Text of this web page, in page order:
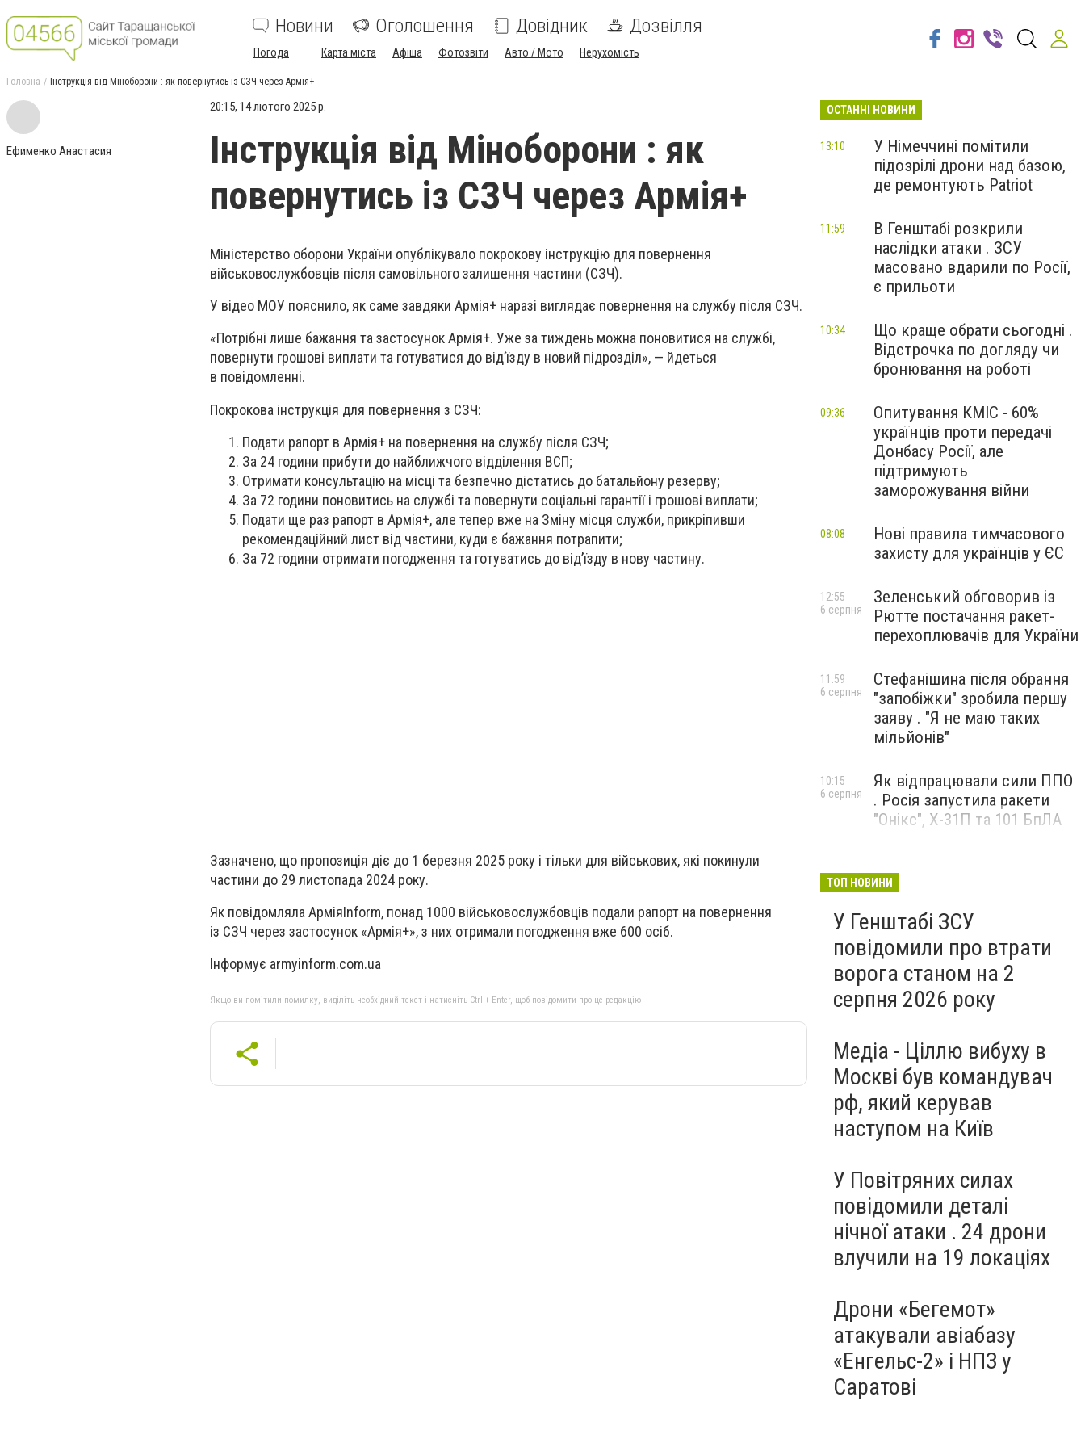
Новини Оголошення Довідник Дозвілля
Погода Карта міста Афіша Фотозвіти Авто / Мото Нерухомість
Головна Інструкція від Міноборони : як повернутись із СЗЧ через Армія+
Ефименко Анастасия
20:15, 14 лютого 2025 р.
Інструкція від Міноборони : як
повернутись із СЗЧ через Армія+
Міністерство оборони України опублікувало покрокову інструкцію для повернення
військовослужбовців після самовільного залишення частини (СЗЧ).
У відео МОУ пояснило, як саме завдяки Армія+ наразі виглядає повернення на службу після СЗЧ.
«Потрібні лише бажання та застосунок Армія+. Уже за тиждень можна поновитися на службі,
повернути грошові виплати та готуватися до від’їзду в новий підрозділ», — йдеться
в повідомленні.
Покрокова інструкція для повернення з СЗЧ:
Подати рапорт в Армія+ на повернення на службу після СЗЧ;
За 24 години прибути до найближчого відділення ВСП;
Отримати консультацію на місці та безпечно дістатись до батальйону резерву;
За 72 години поновитись на службі та повернути соціальні гарантії і грошові виплати;
Подати ще раз рапорт в Армія+, але тепер вже на Зміну місця служби, прикріпивши
рекомендаційний лист від частини, куди є бажання потрапити;
За 72 години отримати погодження та готуватись до від’їзду в нову частину.
Зазначено, що пропозиція діє до 1 березня 2025 року і тільки для військових, які покинули
частини до 29 листопада 2024 року.
Як повідомляла АрміяInform, понад 1000 військовослужбовців подали рапорт на повернення
із СЗЧ через застосунок «Армія+», з них отримали погодження вже 600 осіб.
Інформує armyinform.com.ua
Якщо ви помітили помилку, виділіть необхідний текст і натисніть Ctrl + Enter, щоб повідомити про це редакцію
ОСТАННІ НОВИНИ
У Німеччині помітили
підозрілі дрони над базою,
де ремонтують Patriot
13:10
В Генштабі розкрили
наслідки атаки . ЗСУ
масовано вдарили по Росії,
є прильоти
11:59
Що краще обрати сьогодні .
Відстрочка по догляду чи
бронювання на роботі
10:34
Опитування КМІС - 60%
українців проти передачі
Донбасу Росії, але
підтримують
заморожування війни
09:36
Нові правила тимчасового
захисту для українців у ЄС
08:08
Зеленський обговорив із
Рютте постачання ракет-
перехоплювачів для України
12:55
6 серпня
Стефанішина після обрання
"запобіжки" зробила першу
заяву . "Я не маю таких
мільйонів"
11:59
6 серпня
Як відпрацювали сили ППО
. Росія запустила ракети
"Онікс", Х-31П та 101 БпЛА
10:15
6 серпня
ТОП НОВИНИ
У Генштабі ЗСУ
повідомили про втрати
ворога станом на 2
серпня 2026 року
Медіа - Ціллю вибуху в
Москві був командувач
рф, який керував
наступом на Київ
У Повітряних силах
повідомили деталі
нічної атаки . 24 дрони
влучили на 19 локаціях
Дрони «Бегемот»
атакували авіабазу
«Енгельс-2» і НПЗ у
Саратові